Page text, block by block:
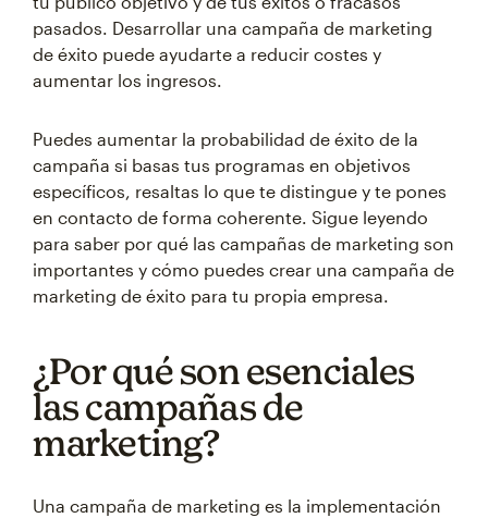
pasados. Desarrollar una campaña de marketing
de éxito puede ayudarte a reducir costes y
aumentar los ingresos.
Puedes aumentar la probabilidad de éxito de la
campaña si basas tus programas en objetivos
específicos, resaltas lo que te distingue y te pones
en contacto de forma coherente. Sigue leyendo
para saber por qué las campañas de marketing son
importantes y cómo puedes crear una campaña de
marketing de éxito para tu propia empresa.
¿Por qué son esenciales
las campañas de
marketing?
Una campaña de marketing es la implementación